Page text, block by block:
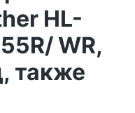
HL-
WR,
также